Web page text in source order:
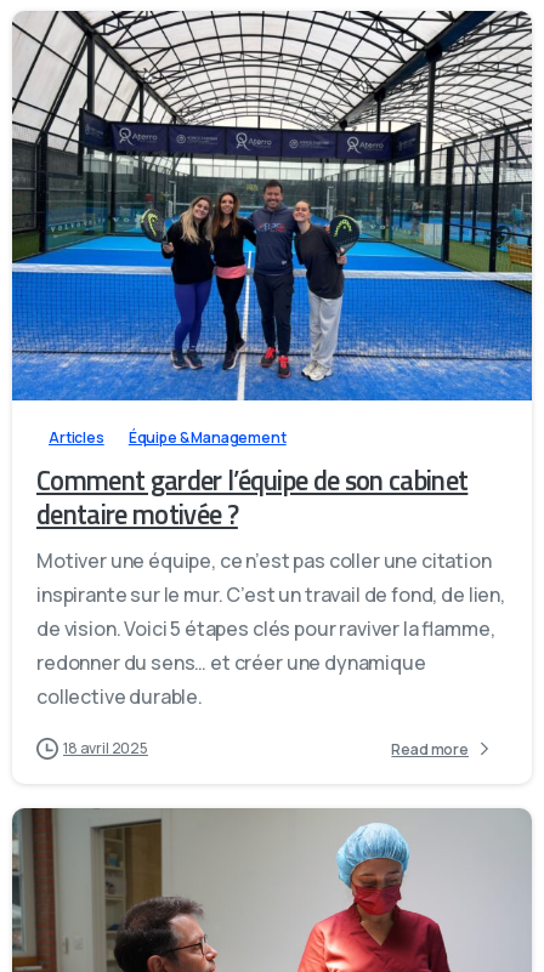
0 10
Articles Équipe & Management
Comment garder l’équipe de son cabinet
dentaire motivée ?
Motiver une équipe, ce n’est pas coller une citation
inspirante sur le mur. C’est un travail de fond, de lien,
de vision. Voici 5 étapes clés pour raviver la flamme,
redonner du sens… et créer une dynamique
collective durable.
18 avril 2025 Read more